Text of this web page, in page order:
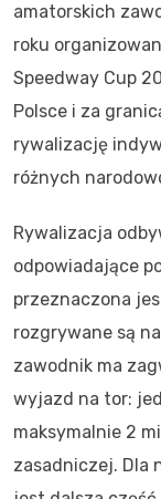
amatorskich
roku
Speedway Cup
Polsce i za
rywalizację
różnych
Rywalizacja
odpowiadające
przeznaczona
rozgrywane są
zawodnik ma
wyjazd na tor:
maksymalnie 2
zasadniczej. Dla